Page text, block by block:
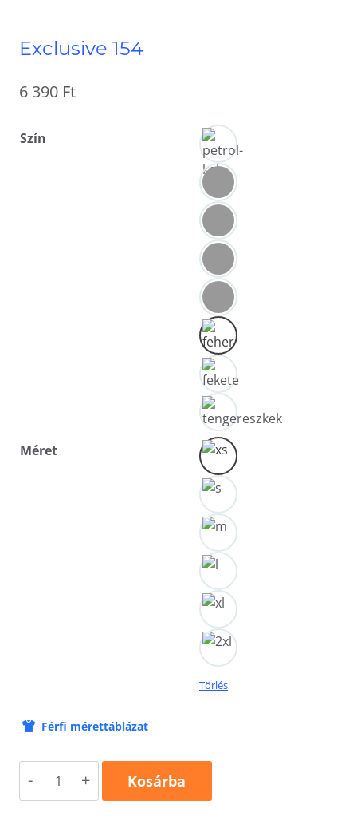
Exclusive 154
6 390 Ft
Szín
Méret
Törlés
Férfi mérettáblázat
Exclusive
154
Kosárba